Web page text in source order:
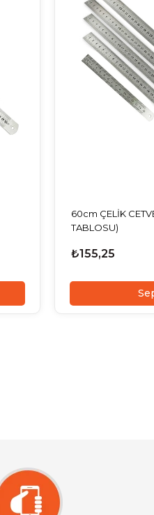
60cm ÇELİK
TABLOSU)
₺155,25